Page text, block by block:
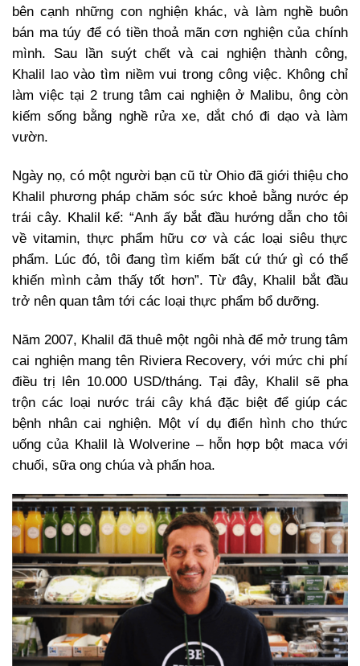
bên cạnh những con nghiện khác, và làm nghề buôn
bán ma túy để có tiền thoả mãn cơn nghiện của chính
mình. Sau lần suýt chết và cai nghiện thành công,
Khalil lao vào tìm niềm vui trong công việc. Không chỉ
làm việc tại 2 trung tâm cai nghiện ở Malibu, ông còn
kiếm sống bằng nghề rửa xe, dắt chó đi dạo và làm
vườn.
Ngày nọ, có một người bạn cũ từ Ohio đã giới thiệu cho
Khalil phương pháp chăm sóc sức khoẻ bằng nước ép
trái cây. Khalil kể: “Anh ấy bắt đầu hướng dẫn cho tôi
về vitamin, thực phẩm hữu cơ và các loại siêu thực
phẩm. Lúc đó, tôi đang tìm kiếm bất cứ thứ gì có thể
khiến mình cảm thấy tốt hơn”. Từ đây, Khalil bắt đầu
trở nên quan tâm tới các loại thực phẩm bổ dưỡng.
Năm 2007, Khalil đã thuê một ngôi nhà để mở trung tâm
cai nghiện mang tên Riviera Recovery, với mức chi phí
điều trị lên 10.000 USD/tháng. Tại đây, Khalil sẽ pha
trộn các loại nước trái cây khá đặc biệt để giúp các
bệnh nhân cai nghiện. Một ví dụ điển hình cho thức
uống của Khalil là Wolverine – hỗn hợp bột maca với
chuối, sữa ong chúa và phấn hoa.